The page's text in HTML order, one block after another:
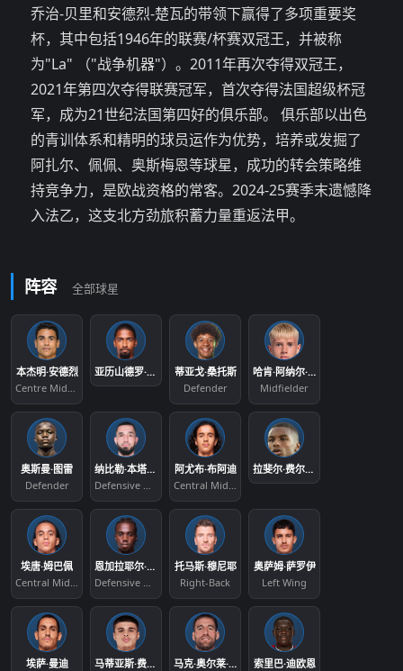
乔治-贝里和安德烈-楚瓦的带领下赢得了多项重要奖
杯，其中包括1946年的联赛/杯赛双冠王，并被称
为"La" （"战争机器"）。2011年再次夺得双冠王，
2021年第四次夺得联赛冠军，首次夺得法国超级杯冠
军，成为21世纪法国第四好的俱乐部。 俱乐部以出色
的青训体系和精明的球员运作为优势，培养或发掘了
阿扎尔、佩佩、奥斯梅恩等球星，成功的转会策略维
持竞争力，是欧战资格的常客。2024-25赛季末遗憾降
入法乙，这支北方劲旅积蓄力量重返法甲。
阵容 全部球星
本杰明·安德烈
Centre Midfielder
亚历山德罗·维克托·德索扎·里贝罗
蒂亚戈·桑托斯
Defender
哈肯·阿纳尔·哈拉兹森
Midfielder
奥斯曼·图雷
Defender
纳比勒·本塔莱布
Defensive Midfield
阿尤布·布阿迪
Central Midfield
拉斐尔·费尔南德斯
埃唐·姆巴佩
Central Midfield
恩加拉耶尔·穆考
Defensive Midfield
托马斯·穆尼耶
Right-Back
奥萨姆·萨罗伊
Left Wing
埃萨·曼迪
马蒂亚斯·费尔南德斯·帕尔多
马克·奥尔莱·卡兰德
索里巴·迪欧恩